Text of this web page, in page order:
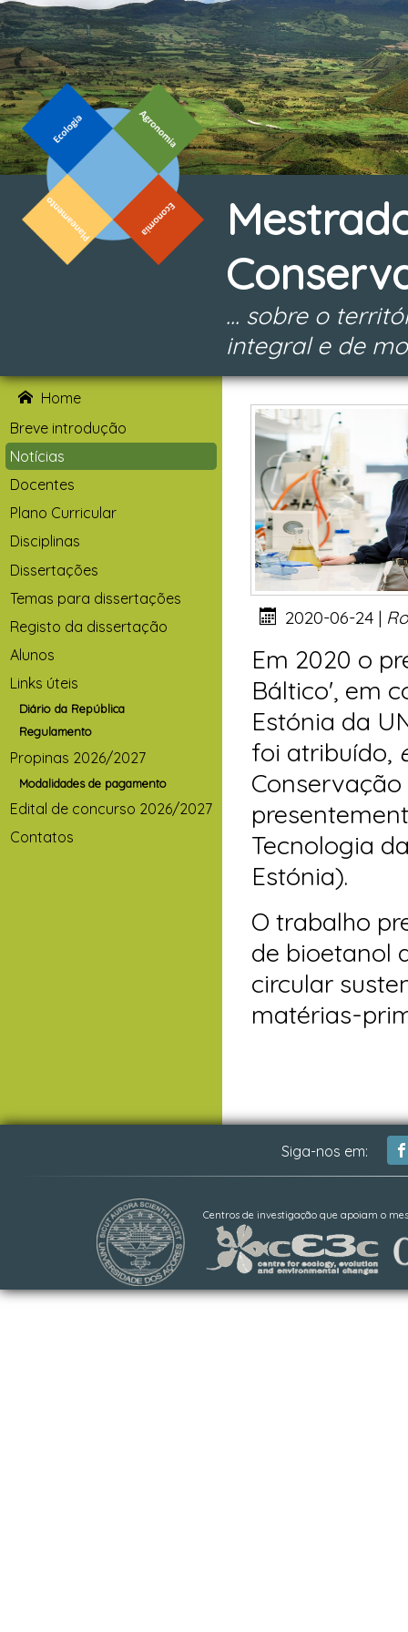
... sobre o
integral e de
Home
Breve introdução
Notícias
Docentes
Plano Curricular
Disciplinas
Dissertações
Temas para dissertações
Registo da dissertação
Alunos
Links úteis
Diário da República
Regulamento
Propinas 2026/2027
Modalidades de pagamento
Edital de concurso 2026/2027
Contatos
2020-06-24 |
Em 2020 o
Báltico', em
Estónia da
foi atribuído,
Tecnologia
Estónia).
O trabalho
de bioetanol
circular
matérias-
Siga-nos em:
Centros de investigação que apoiam o